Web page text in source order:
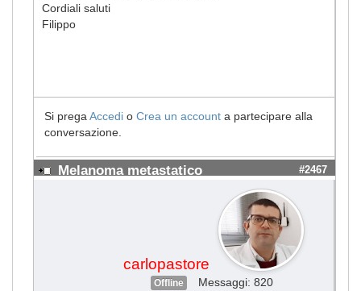
Cordiali saluti
Filippo
Si prega Accedi o Crea un account a partecipare alla
conversazione.
Melanoma metastatico #2467
carlopastore
Offline
Messaggi: 820